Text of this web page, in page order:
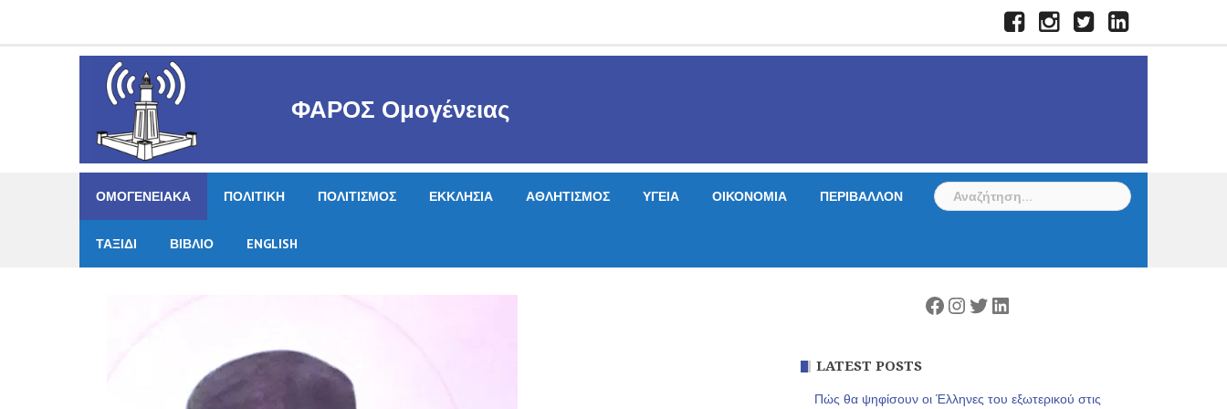
FacebookInstagramTwitterLinkedIn
ΦΑΡΟΣ Ομογένειας
ΟΜΟΓΕΝΕΙΑΚΑ ΠΟΛΙΤΙΚΗ ΠΟΛΙΤΙΣΜΟΣ ΕΚΚΛΗΣΙΑ ΑΘΛΗΤΙΣΜΟΣ ΥΓΕΙΑ ΟΙΚΟΝΟΜΙΑ ΠΕΡΙΒΑΛΛΟΝ
ΤΑΞΙΔΙ ΒΙΒΛΙΟ ENGLISH
Αναζήτηση
για:
Facebook
Instagram
Twitter
Linkedin
LATEST POSTS
Πώς θα ψηφίσουν οι Έλληνες του εξωτερικού στις